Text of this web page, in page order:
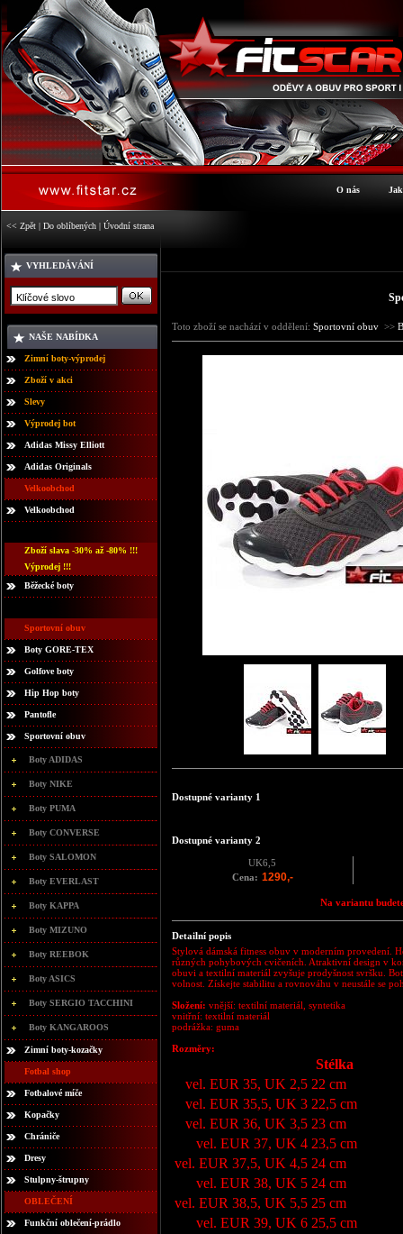
O nás
<< Zpět | Do oblíbených | Úvodní strana
VYHLEDÁVÁNÍ
NAŠE NABÍDKA
Zimní boty-výprodej
Zboží v akci
Slevy
Výprodej bot
Adidas Missy Elliott
Adidas Originals
Velkoobchod
Velkoobchod
Zboží slava -30% až -80% !!!
Výprodej !!!
Běžecké boty
Sportovní obuv
Boty GORE-TEX
Golfove boty
Hip Hop boty
Pantofle
Sportovní obuv
Boty ADIDAS
Boty NIKE
Boty PUMA
Boty CONVERSE
Boty SALOMON
Boty EVERLAST
Boty KAPPA
Boty MIZUNO
Boty REEBOK
Boty ASICS
Boty SERGIO TACCHINI
Boty KANGAROOS
Zimní boty-kozačky
Fotbal shop
Fotbalové míče
Kopačky
Chrániče
Dresy
Stulpny-štrupny
OBLEČENÍ
Funkční oblečení-prádlo
Toto zboží se nachází v oddělení: Sportovní obuv >>
Dostupné varianty 1
Dostupné varianty 2
UK6,5
Cena: 1290,-
Na variantu
Detailní popis
Stylová dámská fitness obuv v moderním provedení.
různých pohybových cvičeních. Atraktivní design v
obuvi a textilní materiál zvyšuje prodyšnost svršku.
volnost. Získejte stabilitu a rovnováhu v neustále se
Složení: vnější: textilní materiál, syntetika
vnitřní: textilní materiál
podrážka: guma
Rozměry:
Stélka
vel. EUR 35, UK 2,5 22 cm
vel. EUR 35,5, UK 3 22,5 cm
vel. EUR 36, UK 3,5 23 cm
vel. EUR 37, UK 4 23,5 cm
vel. EUR 37,5, UK 4,5 24 cm
vel. EUR 38, UK 5 24 cm
vel. EUR 38,5, UK 5,5 25 cm
vel. EUR 39, UK 6 25,5 cm